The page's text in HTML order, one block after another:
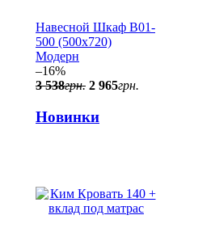
Навесной Шкаф В01-
500 (500x720)
Модерн
–16%
3 538грн. 2 965грн.
Новинки